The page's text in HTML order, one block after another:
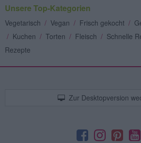
Unsere Top-Kategorien
Vegetarisch / Vegan / Frisch gekocht /
/ Kuchen / Torten / Fleisch / Schnelle
Rezepte
Zur Desktopversion